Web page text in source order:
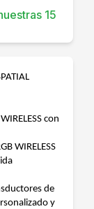
15
con
WIRELESS
de
y